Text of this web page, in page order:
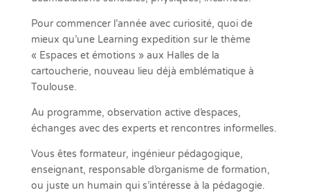
Pour commencer l’année avec curiosité, quoi de
mieux qu’une Learning expedition sur le thème
« Espaces et émotions » aux Halles de la
cartoucherie, nouveau lieu déjà emblématique à
Toulouse.
Au programme, observation active d’espaces,
échanges avec des experts et rencontres informelles.
Vous êtes formateur, ingénieur pédagogique,
enseignant, responsable d’organisme de formation,
ou juste un humain qui s’intéresse à la pédagogie.